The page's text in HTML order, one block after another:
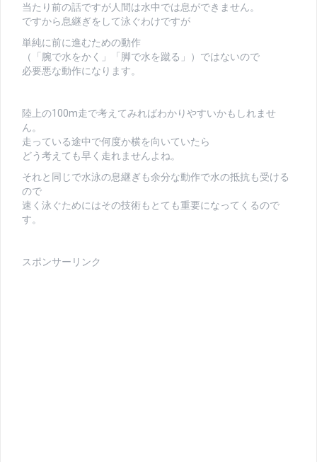
当たり前の話ですが人間は水中では息ができません。
ですから息継ぎをして泳ぐわけですが
単純に前に進むための動作
（「腕で水をかく」「脚で水を蹴る」）ではないので
必要悪な動作になります。
陸上の100m走で考えてみればわかりやすいかもしれませ
ん。
走っている途中で何度か横を向いていたら
どう考えても早く走れませんよね。
それと同じで水泳の息継ぎも余分な動作で水の抵抗も受ける
ので
速く泳ぐためにはその技術もとても重要になってくるので
す。
スポンサーリンク